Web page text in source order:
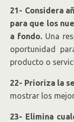
21- Considera
para que los
a fondo.Una
oportunidad
producto o
22- Prioriza la
mostrar los
23- Elimina